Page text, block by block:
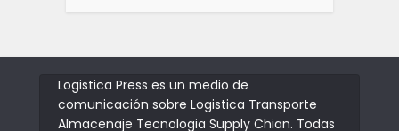
Logistica Press es un medio de
comunicación sobre Logistica Transporte
Almacenaje Tecnologia Supply Chian. Todas